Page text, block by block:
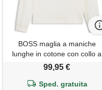
BOSS maglia a maniche
lunghe in cotone con collo a
lupetto, colore neutro
99,95 €
Sped. gratuita